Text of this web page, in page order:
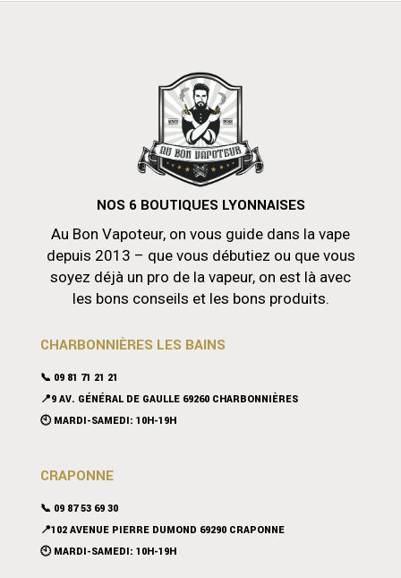
NOS 6 BOUTIQUES LYONNAISES
Au Bon Vapoteur, on vous guide dans la vape
depuis 2013 – que vous débutiez ou que vous
soyez déjà un pro de la vapeur, on est là avec
les bons conseils et les bons produits.
CHARBONNIÈRES LES BAINS
📞 09 81 71 21 21
📍9 AV. GÉNÉRAL DE GAULLE 69260 CHARBONNIÈRES
🕙 MARDI-SAMEDI: 10H-19H
CRAPONNE
📞 09 87 53 69 30
📍102 AVENUE PIERRE DUMOND 69290 CRAPONNE
🕙 MARDI-SAMEDI: 10H-19H